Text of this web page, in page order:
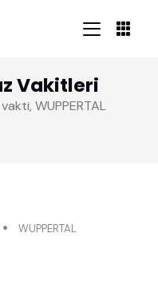
Vakitleri
WUPPERTAL
WUPPERTAL